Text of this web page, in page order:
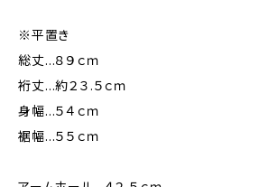
※平置き
総丈…８９ｃｍ
裄丈…約２３.５ｃｍ
身幅…５４ｃｍ
裾幅…５５ｃｍ